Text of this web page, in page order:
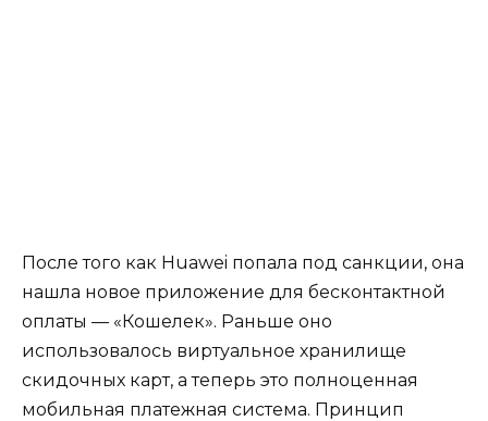
После того как Huawei попала под санкции, она
нашла новое приложение для бесконтактной
оплаты — «Кошелек». Раньше оно
использовалось виртуальное хранилище
скидочных карт, а теперь это полноценная
мобильная платежная система. Принцип